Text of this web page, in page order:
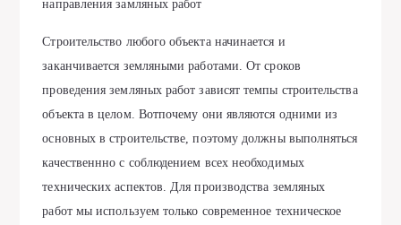
направления замляных работ
Строительство любого объекта начинается и
заканчивается земляными работами. От сроков
проведения земляных работ зависят темпы строительства
объекта в целом. Вотпочему они являются одними из
основных в строительстве, поэтому должны выполняться
качественнно с соблюдением всех необходимых
технических аспектов. Для производства земляных
работ мы используем только современное техническое